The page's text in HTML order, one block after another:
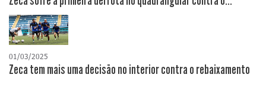
01/03/2025
Zeca tem mais uma decisão no interior contra o rebaixamento